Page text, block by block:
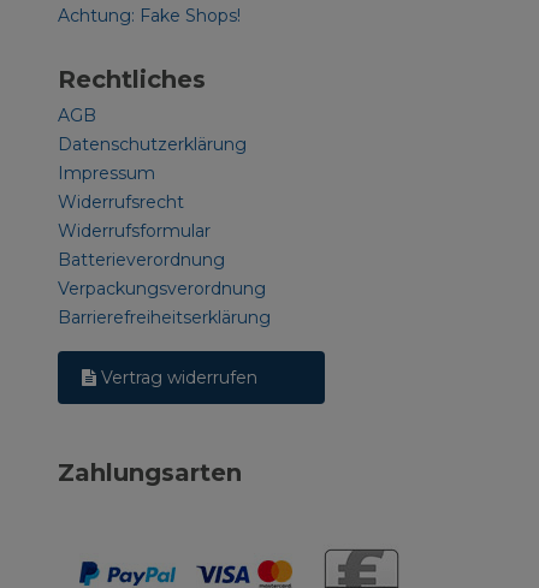
Achtung: Fake Shops!
Rechtliches
AGB
Datenschutzerklärung
Impressum
Widerrufsrecht
Widerrufsformular
Batterieverordnung
Verpackungsverordnung
Barrierefreiheitserklärung
Vertrag widerrufen
Zahlungsarten